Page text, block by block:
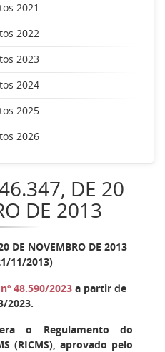
2021
2022
2023
2024
2025
2026
DE 20
DE 2013
DE NOVEMBRO DE 2013
11/2013)
48.590/2023 a partir de
2023.
o Regulamento do
(RICMS), aprovado pelo